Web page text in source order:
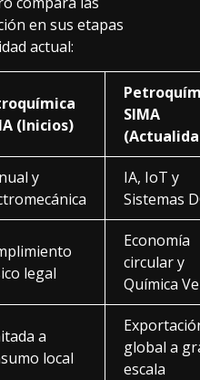
en sus etapas
actual:
(Inicios)
SIMA
y
IA, IoT y
Sistemas
legal
Economía
circular y
Química
a
local
global a
escala